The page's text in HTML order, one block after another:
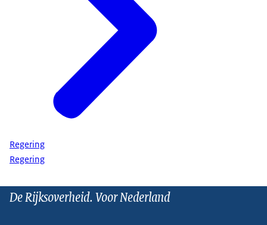
Regering
Regering
De Rijksoverheid. Voor Nederland